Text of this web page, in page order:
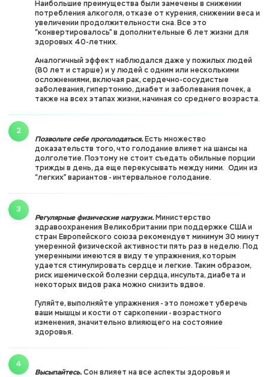
Наибольшие преимущества были замечены в снижении
потребления алкоголя, отказе от курения, снижении веса и
увеличении продолжительности сна. Все это
“конвертировалось” в дополнительные 6 лет жизни для
здоровых 40-летних.
Аналогичный эффект наблюдался даже у пожилых людей
(80 лет и старше) и у людей с одним или несколькими
осложнениями, включая рак, сердечно-сосудистые
заболевания, гипертонию, диабет и заболевания почек, а
также на всех этапах жизни, начиная со среднего возраста.
Позвольте себе проголодаться. Есть множество
доказательств того, что голодание влияет на шансы на
долголетие. Поэтому не стоит съедать обильные порции
трижды в день, да еще перекусывать между ними. Один из
“легких” вариантов - интервальное голодание.
Регулярные физические нагрузки. Министерство
здравоохранения Великобритании при поддержке США и
стран Европейского союза рекомендует минимум 30 минут
умеренной физической активности пять раз в неделю. Под
умеренными имеются в виду те упражнения, которым
удается стимулировать сердце и легкие. Таким образом,
риск ишемической болезни сердца, инсульта, диабета и
некоторых видов рака можно снизить вдвое.
Гуляйте, выполняйте упражнения - это поможет уберечь
ваши мышцы и кости от саркопении - возрастного
изменения, значительно влияющего на состояние
здоровья.
Высыпайтесь. Сон влияет на все аспекты здоровья и